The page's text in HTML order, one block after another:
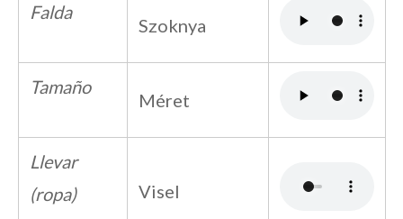
Falda
Szoknya
Tamaño
Méret
Llevar
(ropa)
Visel